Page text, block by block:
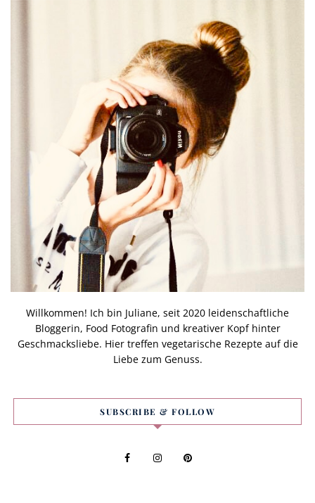
Willkommen! Ich bin Juliane, seit 2020 leidenschaftliche
Bloggerin, Food Fotografin und kreativer Kopf hinter
Geschmacksliebe. Hier treffen vegetarische Rezepte auf die
Liebe zum Genuss.
SUBSCRIBE & FOLLOW